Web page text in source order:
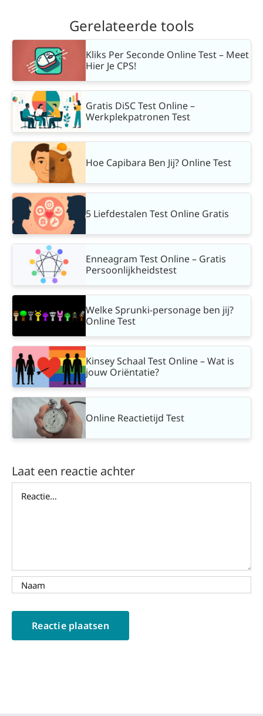
Gerelateerde tools
Kliks Per Seconde Online Test – Meet
Hier Je CPS!
Gratis DiSC Test Online –
Werkplekpatronen Test
Hoe Capibara Ben Jij? Online Test
5 Liefdestalen Test Online Gratis
Enneagram Test Online – Gratis
Persoonlijkheidstest
Welke Sprunki-personage ben jij?
Online Test
Kinsey Schaal Test Online – Wat is
jouw Oriëntatie?
Online Reactietijd Test
Laat een reactie achter